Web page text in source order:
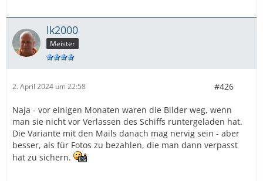
lk2000
Meister
2. April 2024 um 22:58 #426
Naja - vor einigen Monaten waren die Bilder weg, wenn
man sie nicht vor Verlassen des Schiffs runtergeladen hat.
Die Variante mit den Mails danach mag nervig sein - aber
besser, als für Fotos zu bezahlen, die man dann verpasst
hat zu sichern.